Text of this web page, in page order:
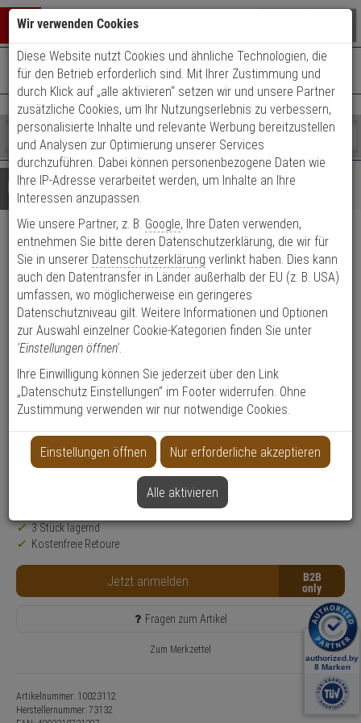
0 ARTIKEL IM WARENKORB
Ihr Warenkorb ist momentan leer.
Ergebnisse ()
Fertig
Shop
durchsuchen
Bitte
geben
Sie
mindestens
Zeichen
ein,
um
Suche
starten.
Es
wurde
noch
Kategorien
Suche
gestartet
+49 (0)821 899 493-0Mo. - Do.: 8:00 - 16:30 | Fr.: 8:00 - 14:00 Uhr
Details Beratung
ABUS Backofentürsicherung
JC4600 Nina
Produktmerkmale
Datenblatt drucken
Produktinformationen
Typ: Backofentürsicherung
Serie: JC
Anwendung: Kindersicherheit
Farbe: Weiß
Lieferzeit: 1-2 Werktage**
3 Stück lagernd
Kostenfreie Retoure
Jetzt anmelden B2B
Fragen zum Artikel
Zum Merkzettel
Artikelnummer: 10023112
Herstellernummer: 73132
Wir verwenden Cookies
Diese Website nutzt Cookies und ähnliche Technologien, die
für den Betrieb erforderlich sind. Mit Ihrer Zustimmung und
durch Klick auf „alle aktivieren“ setzen wir und unsere Partner
zusätzliche Cookies, um Ihr Nutzungserlebnis zu verbessern,
personalisierte Inhalte und relevante Werbung bereitzustellen
und Analysen zur Optimierung unserer Services
durchzuführen. Dabei können personenbezogene Daten wie
Ihre IP-Adresse verarbeitet werden, um Inhalte an Ihre
Interessen anzupassen.
Wie unsere Partner, z. B. Google, Ihre Daten verwenden,
entnehmen Sie bitte deren Datenschutzerklärung, die wir für
Sie in unserer Datenschutzerklärung verlinkt haben. Dies kann
auch den Datentransfer in Länder außerhalb der EU (z. B. USA)
umfassen, wo möglicherweise ein geringeres
Datenschutzniveau gilt. Weitere Informationen und Optionen
zur Auswahl einzelner Cookie-Kategorien finden Sie unter
'Einstellungen öffnen'.
Ihre Einwilligung können Sie jederzeit über den Link
„Datenschutz Einstellungen“ im Footer widerrufen. Ohne
Zustimmung verwenden wir nur notwendige Cookies.
Einstellungen öffnen Nur erforderliche akzeptieren
Alle aktivieren